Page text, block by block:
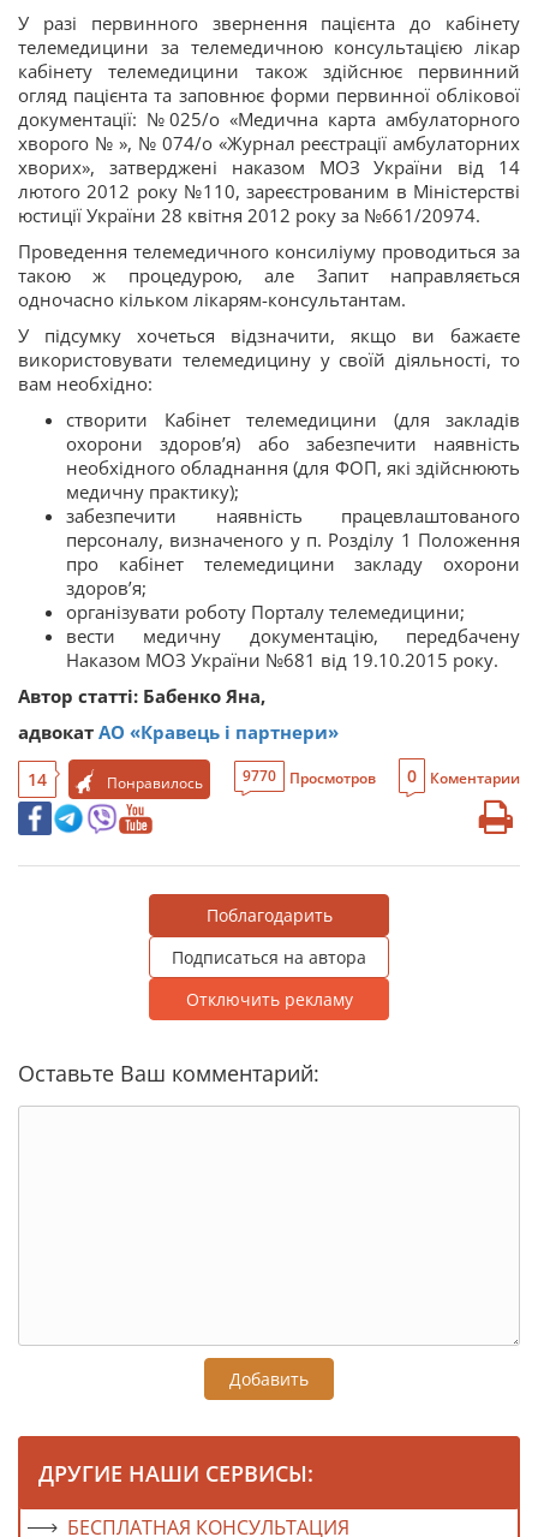
У разі первинного звернення пацієнта до кабінету
телемедицини за телемедичною консультацією лікар
кабінету телемедицини також здійснює первинний
огляд пацієнта та заповнює форми первинної облікової
документації: №025/о «Медична карта амбулаторного
хворого № », № 074/о «Журнал реєстрації амбулаторних
хворих», затверджені наказом МОЗ України від 14
лютого 2012 року №110, зареєстрованим в Міністерстві
юстиції України 28 квітня 2012 року за №661/20974.
Проведення телемедичного консиліуму проводиться за
такою ж процедурою, але Запит направляється
одночасно кільком лікарям-консультантам.
У підсумку хочеться відзначити, якщо ви бажаєте
використовувати телемедицину у своїй діяльності, то
вам необхідно:
створити Кабінет телемедицини (для закладів
охорони здоров’я) або забезпечити наявність
необхідного обладнання (для ФОП, які здійснюють
медичну практику);
забезпечити наявність працевлаштованого
персоналу, визначеного у п. Розділу 1 Положення
про кабінет телемедицини закладу охорони
здоров’я;
організувати роботу Порталу телемедицини;
вести медичну документацію, передбачену
Наказом МОЗ України №681 від 19.10.2015 року.
Автор статті: Бабенко Яна,
адвокат АО «Кравець і партнери»
14 Понравилось 9770 Просмотров 0 Коментарии
Поблагодарить
Подписаться на автора
Отключить рекламу
Оставьте Ваш комментарий:
Добавить
ДРУГИЕ НАШИ СЕРВИСЫ:
БЕСПЛАТНАЯ КОНСУЛЬТАЦИЯ